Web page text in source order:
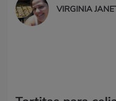
VIRGINIA